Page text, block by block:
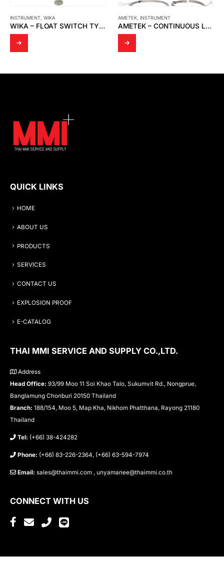
AMETEK,INSTRUMENT
AMETEK – CONTINUOUS LEVEL TRANSMITTER WITH 700-5-54 SERIES SENSING ELEMENT
CAMOZZI ,INSTRUMENT
CAMOZZI – FILTER REGULATORS PRESSURE REGULATORS LUBRICATOR MX3
QUICK LINKS
HOME
ABOUT US
PRODUCTS
SERVICES
CONTACT US
EXPLOSION PROOF
E-CATALOG
THAI MMI SERVICE AND SUPPLY CO.,LTD.
Address
Head Office: 93/99 Moo 11 Soi Khao Talo, Sukumvit Rd., Nongprue,
Banglamung Chonburi 20150 Thailand
Branch: 188/154, Moo 5, Map Kha, Nikhom Phatthana, Rayong 21180
Thailand
Tel: (+66) 38-424282
Phone: (+66) 83-226-2364, (+66) 63-594-7974
Email: sales@thaimmi.com , unyamanee@thaimmi.co.th
CONNECT WITH US